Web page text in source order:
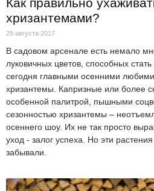
хризантемами?
29 августа 2017
В садовом арсенале есть немало
луковичных цветов, способных
сегодня главными осенними
хризантемы. Капризные или более
особенной палитрой, пышными
сезонностью хризантемы –
осеннего шоу. Их не так просто
уход - залог успеха. Но эти
забывали.